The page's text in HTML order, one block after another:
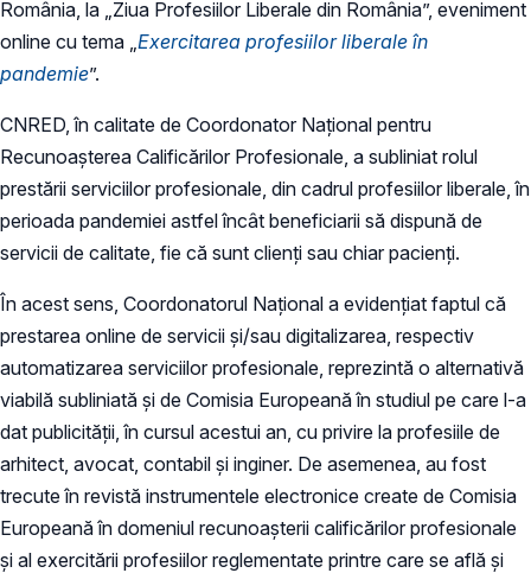
România, la „Ziua Profesiilor Liberale din România”, eveniment
online cu tema „ Exercitarea profesiilor liberale în
pandemie”.
CNRED, în calitate de Coordonator Național pentru
Recunoașterea Calificărilor Profesionale, a subliniat rolul
prestării serviciilor profesionale, din cadrul profesiilor liberale, în
perioada pandemiei astfel încât beneficiarii să dispună de
servicii de calitate, fie că sunt clienți sau chiar pacienți.
În acest sens, Coordonatorul Național a evidențiat faptul că
prestarea online de servicii și/sau digitalizarea, respectiv
automatizarea serviciilor profesionale, reprezintă o alternativă
viabilă subliniată și de Comisia Europeană în studiul pe care l-a
dat publicității, în cursul acestui an, cu privire la profesiile de
arhitect, avocat, contabil și inginer. De asemenea, au fost
trecute în revistă instrumentele electronice create de Comisia
Europeană în domeniul recunoașterii calificărilor profesionale
și al exercitării profesiilor reglementate printre care se află și